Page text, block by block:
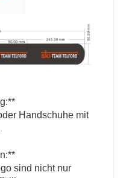
Handschuhe mit
sind nicht nur